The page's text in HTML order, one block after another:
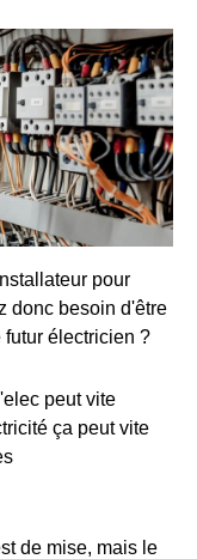
pour
donc besoin d'être
futur électricien ?
peut vite
ça peut vite
de mise, mais le